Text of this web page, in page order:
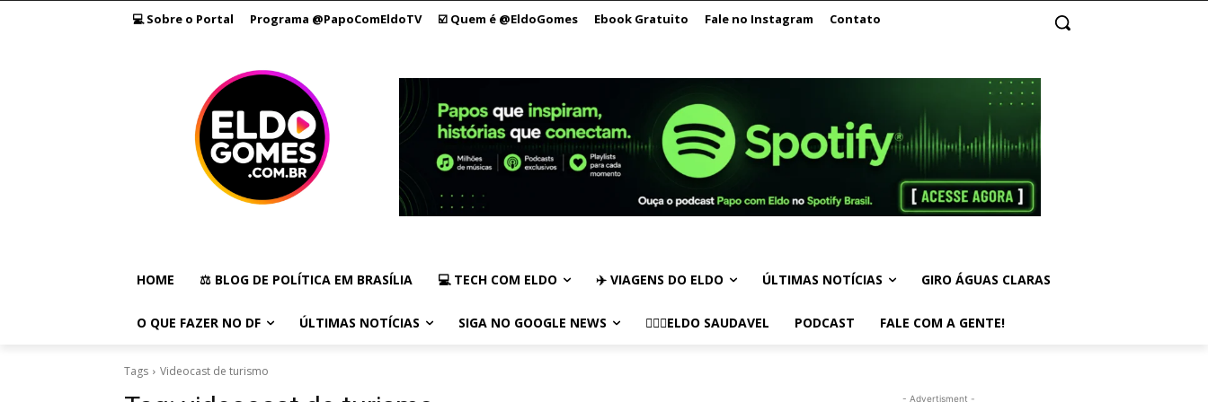
💻 Sobre o Portal Programa @PapoComEldoTV ☑️ Quem é @EldoGomes Ebook Gratuito Fale no Instagram Contato
HOME ⚖️ BLOG DE POLÍTICA EM BRASÍLIA 💻 TECH COM ELDO ✈️ VIAGENS DO ELDO ÚLTIMAS NOTÍCIAS GIRO ÁGUAS CLARAS
O QUE FAZER NO DF ÚLTIMAS NOTÍCIAS SIGA NO GOOGLE NEWS 🏃🏻‍♂️ELDO SAUDAVEL PODCAST FALE COM A GENTE!
Tags Videocast de turismo
- Advertisment -